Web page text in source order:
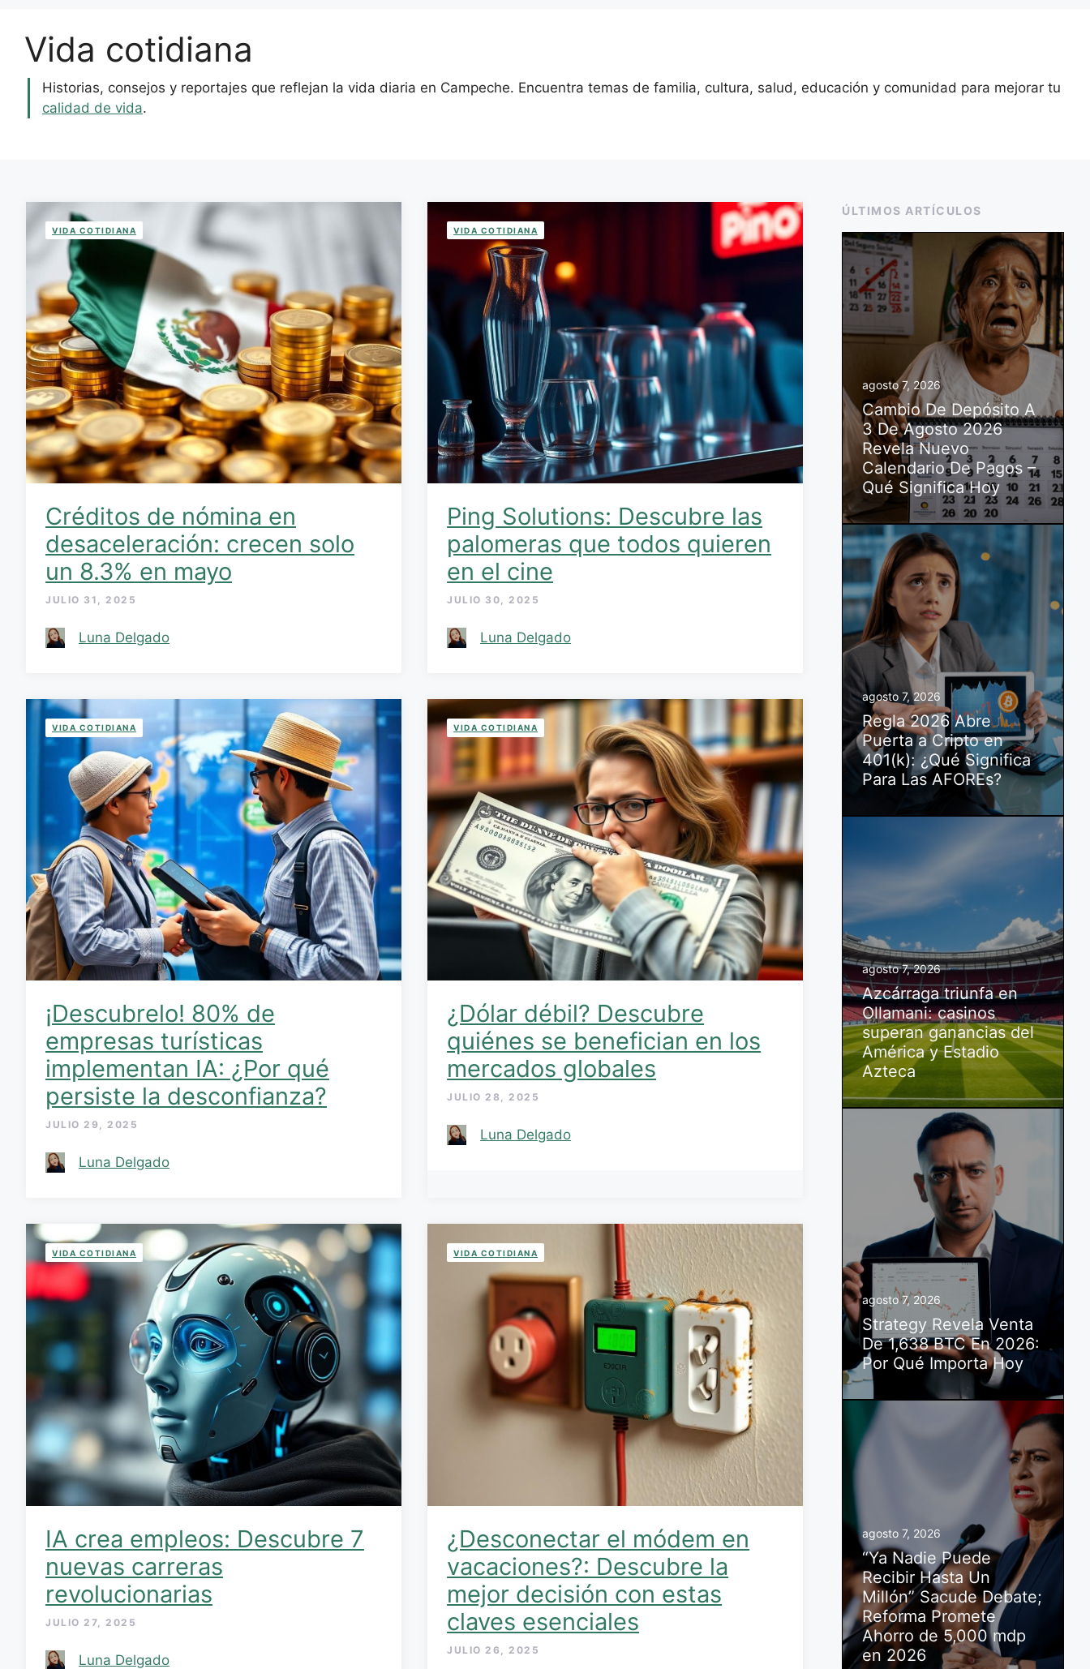
Vida cotidiana
Historias, consejos y reportajes que reflejan la vida diaria en Campeche. Encuentra temas de familia, cultura, salud, educación y comunidad para mejorar tu
calidad de vida.
VIDA COTIDIANA
Créditos de nómina en
desaceleración: crecen solo
un 8.3% en mayo
JULIO 31, 2025
Luna Delgado
VIDA COTIDIANA
Ping Solutions: Descubre las
palomeras que todos quieren
en el cine
JULIO 30, 2025
Luna Delgado
VIDA COTIDIANA
¡Descubrelo! 80% de
empresas turísticas
implementan IA: ¿Por qué
persiste la desconfianza?
JULIO 29, 2025
Luna Delgado
VIDA COTIDIANA
¿Dólar débil? Descubre
quiénes se benefician en los
mercados globales
JULIO 28, 2025
Luna Delgado
VIDA COTIDIANA
IA crea empleos: Descubre 7
nuevas carreras
revolucionarias
JULIO 27, 2025
Luna Delgado
VIDA COTIDIANA
¿Desconectar el módem en
vacaciones?: Descubre la
mejor decisión con estas
claves esenciales
JULIO 26, 2025
ÚLTIMOS ARTÍCULOS
agosto 7, 2026
Cambio De Depósito A
3 De Agosto 2026
Revela Nuevo
Calendario De Pagos –
Qué Significa Hoy
agosto 7, 2026
Regla 2026 Abre
Puerta a Cripto en
401(k): ¿Qué Significa
Para Las AFOREs?
agosto 7, 2026
Azcárraga triunfa en
Ollamani: casinos
superan ganancias del
América y Estadio
Azteca
agosto 7, 2026
Strategy Revela Venta
De 1,638 BTC En 2026:
Por Qué Importa Hoy
agosto 7, 2026
“Ya Nadie Puede
Recibir Hasta Un
Millón” Sacude Debate;
Reforma Promete
Ahorro de 5,000 mdp
en 2026